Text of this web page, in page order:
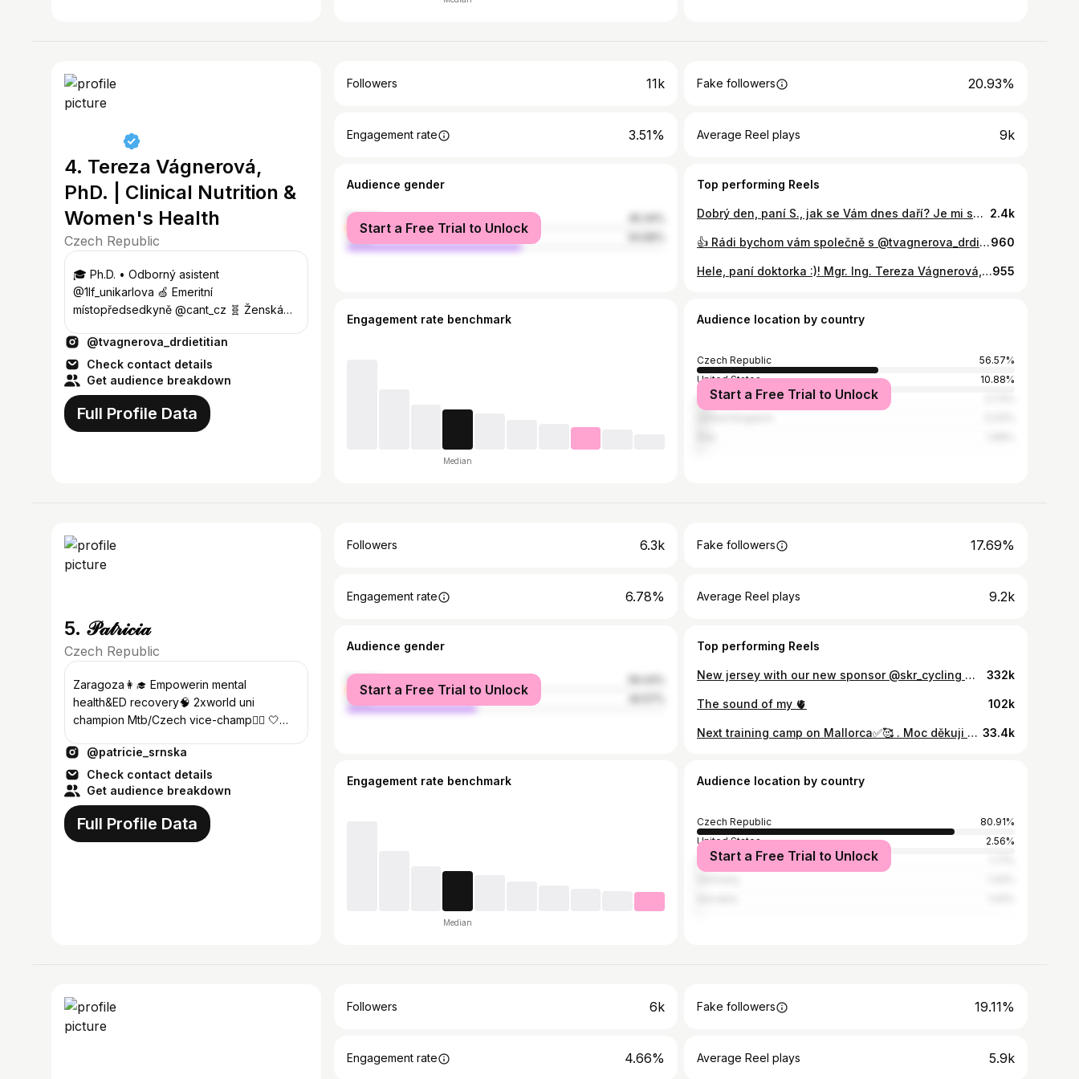
4. Tereza Vágnerová,
PhD. | Clinical Nutrition &
Women's Health
Czech Republic
🎓 Ph.D. • Odborný asistent
@1lf_unikarlova 🍏 Emeritní
místopředsedkyně @cant_cz 🧬 Ženská
při demenci
@tvagnerova_drdietitian
Check contact details
Get audience breakdown
Full Profile Data
Followers 11k Fake followers 20.93%
Engagement rate 3.51% Average Reel plays 9k
Audience gender
female
male
Start a Free Trial to Unlock
Top performing Reels
Dobrý den, paní S., jak se Vám dnes daří? Je mi smutno... ...Copak byste si přála? Mám na něco chuť... Dala byste si pudink? Přinesu Vám vychlazený... A pomůžete mi? Budete tu se mnou? Pomůžu a budu. Jsem tu s Vámi, ano? . Chutná Vám? Chutná, díky Vám... 🤍 . Tak tu sedím u pacientky poslední den v roce, pomáhám ji krmit čokoládovým pudinkem, povídám si s ní, držím ji za ruku... jsem u ní. A vím, 11 let na vysoké škole, 9 let na medicíně... a? :) . Moji milí, opatrujte se v novém roce, zachovejte si dobro a především lásku 🎄🥼🤍🦊🩺 . . . #vyziva #vyzivavgeriatrii #nutrition #nutricnispecialista #nutricniterapeut #RD #RDN #RDs #clinicaldietitians #dietitians #RD2be #nutritionstudents #medicine #study #studynutrition #malnutrition #nutrition #clinicalnutrition #dietitianlife #whatdietitiansdo #whatrdsdo #dieteticstudents #medicalnutritiontherapy #assistantprofessor #dietitiansofinstagram #dietitianapproved #doctor #doctortobe #clinicaldietitians #palliativecare 2.4k
👍 Rádi bychom vám společně s @tvagnerova_drdietitian poděkovali za všechny tipy, milé reakce a zprávy. Máme z toho upřímnou a obrovskou radost a zároveň je to pro nás velký závazek a odpovědnost směrem k vám 😉! 🎙️ Velice si vážíme toho, že vám budeme moci pravidelně přinášet vědecky podložené informace o výživě a zdravém životním stylu a pevně věříme, že se vám naše další cesta bude líbit. PS: dovedete si představit to “faux pas”, kdyby to nebyla Tereza ale někdo jiný 😅? Minutu před zveřejněním videa bylo pod předešlým příspěvkem na Instagramu 114 komentářů, ze kterých 80 správně tipovalo Terezu 👏 #imvpodcast #modernivyziva #zdravastrava #zdravyzivotnystyl #nutricniterapeut960
Hele, paní doktorka :)! Mgr. Ing. Tereza Vágnerová, Ph.D. Dobrý den! 🤍 . Předem všem moc děkuji, mám obrovskou radost i z obhajoby, cesta to byla náročná a někdy se o ní rozepíšu, ale dnes budu oslavovat ⭐! . #phd #doctor #medicalfaculty #preventivemedicine955
Engagement rate benchmark
Median
Audience location by country
Czech Republic
56.57%
United States
10.88%
Slovakia
Start a Free Trial to Unlock
5. 𝒫𝒶𝓉𝓇𝒾𝒸𝒾𝒶
Czech Republic
Zaragoza👩‍🎓 Empowerin mental
health&ED recovery🧠 2xworld uni
champion Mtb/Czech vice-champ🚴‍♀️ 🤍
@patricie_srnska
Check contact details
Get audience breakdown
Full Profile Data
Followers 6.3k Fake followers 17.69%
Engagement rate 6.78% Average Reel plays 9.2k
Audience gender
female
male
Start a Free Trial to Unlock
Top performing Reels
New jersey with our new sponsor @skr_cycling 😍🔥 . @nutrendspecializedracing @nutrend_cesko @iamspecialized @iamspecialized_road @skr_cycling @mooseeu @ascdukla_official @duklapraha_mtb @prazsky_mtb_pohar @reprezentacemtb @czechcycling 332k
The sound of my 🫀 102k
Next training camp on Mallorca✅🥰 . Moc děkuji @reprezentacemtb !! @nutrendspecializedracing @nutrend_cesko @iamspecialized @iamspecialized_road @mooseeu @ascdukla_official @duklapraha_mtb @prazsky_mtb_pohar @czechcycling 33.4k
Engagement rate benchmark
Median
Audience location by country
Czech Republic
80.91%
United States
2.56%
ItalyStart a Free Trial to Unlock
Followers 6k Fake followers 19.11%
Engagement rate 4.66% Average Reel plays 5.9k